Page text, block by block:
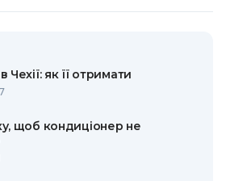
як її отримати
щоб кондиціонер не